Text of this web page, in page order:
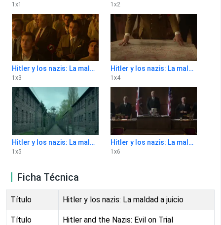
1 x1 1 x2
Hitler y los nazis: La maldad a juicio 1x3
1 x3
Hitler y los nazis: La maldad a juicio 1x4
1 x4
Hitler y los nazis: La maldad a juicio 1x5
1 x5
Hitler y los nazis: La maldad a juicio 1x6
1 x6
Ficha Técnica
Título Hitler y los nazis: La maldad a juicio
Título
Hitler and the Nazis: Evil on Trial